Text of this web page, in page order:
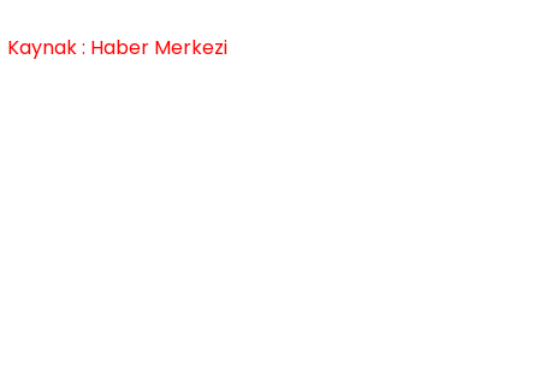
: Haber Merkezi